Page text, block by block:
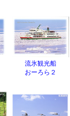
流氷観光船
おーろら２